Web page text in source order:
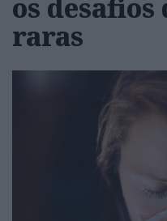
os desafios
raras